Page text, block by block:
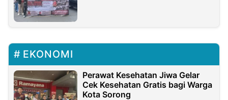
EKONOMI
Perawat Kesehatan Jiwa Gelar
Cek Kesehatan Gratis bagi Warga
Kota Sorong